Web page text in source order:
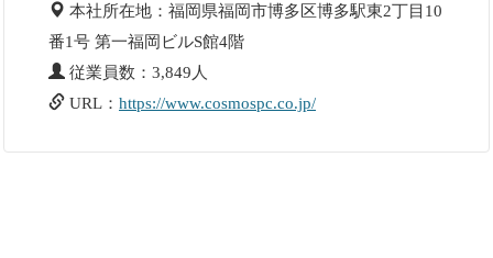
本社所在地：福岡県福岡市博多区博多駅東2丁目10
番1号 第一福岡ビルS館4階
従業員数：3,849人
URL： https://www.cosmospc.co.jp/